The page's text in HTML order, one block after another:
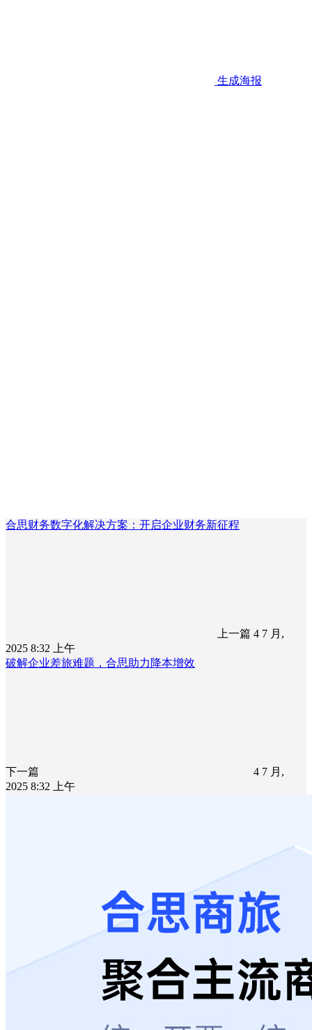
生成海报
合思财务数字化解决方案：开启企业财务新征程
上一篇 4 7 月,
2025 8:32 上午
破解企业差旅难题，合思助力降本增效
下一篇
4 7 月,
2025 8:32 上午